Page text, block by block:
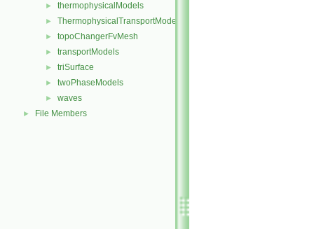
► thermophysicalModels
► ThermophysicalTransportModels
► topoChangerFvMesh
► transportModels
► triSurface
► twoPhaseModels
► waves
► File Members